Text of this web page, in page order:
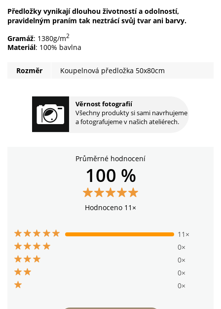
Věrnost fotografií
Všechny produkty si sami navrhujeme
a fotografujeme v našich ateliérech.
Předložky vynikají dlouhou životností a odolností,
pravidelným praním tak neztrácí svůj tvar ani barvy.
Gramáž: 1380g/m2
Materiál: 100% bavlna
Rozměr Koupelnová předložka 50x80cm
Průměrné hodnocení
100 %
Hodnoceno 11×
11×
0×
0×
0×
0×